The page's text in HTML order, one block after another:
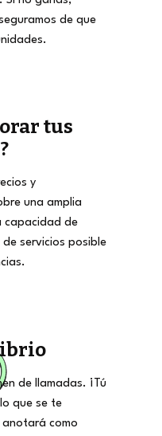
de que
tus
y
una amplia
capacidad de
servicios posible
de llamadas. ¡Tú
que se te
como